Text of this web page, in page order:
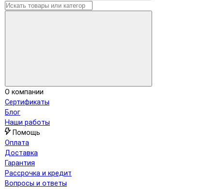
О компании
Сертификаты
Блог
Наши работы
Помощь
Оплата
Доставка
Гарантия
Рассрочка и кредит
Вопросы и ответы